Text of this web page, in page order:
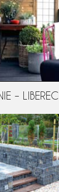
– LIBEREC